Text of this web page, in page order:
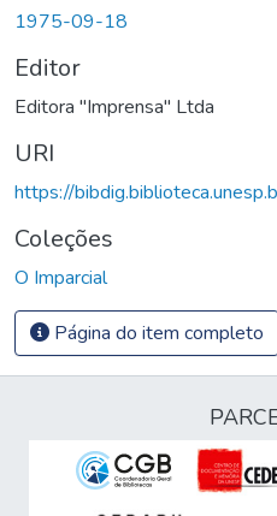
1975-09-18
Editor
Editora "Imprensa" Ltda
URI
https://
Coleções
O Imparcial
Página do item completo